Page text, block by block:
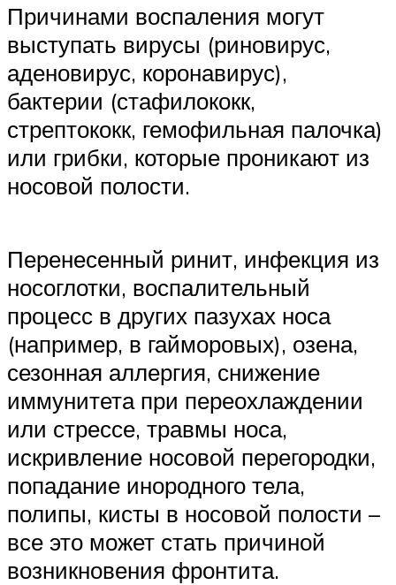
Причинами воспаления могут
выступать вирусы (риновирус,
аденовирус, коронавирус),
бактерии (стафилококк,
стрептококк, гемофильная палочка)
или грибки, которые проникают из
носовой полости.
Перенесенный ринит, инфекция из
носоглотки, воспалительный
процесс в других пазухах носа
(например, в гайморовых), озена,
сезонная аллергия, снижение
иммунитета при переохлаждении
или стрессе, травмы носа,
искривление носовой перегородки,
попадание инородного тела,
полипы, кисты в носовой полости –
все это может стать причиной
возникновения фронтита.